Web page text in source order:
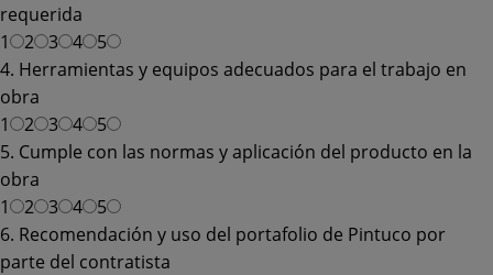
requerida
1
2 3 4
5
4. Herramientas y equipos adecuados para el trabajo en
obra
1
2 3 4
5
5. Cumple con las normas y aplicación del producto en la
obra
1
2 3 4
5
6. Recomendación y uso del portafolio de Pintuco por
parte del contratista